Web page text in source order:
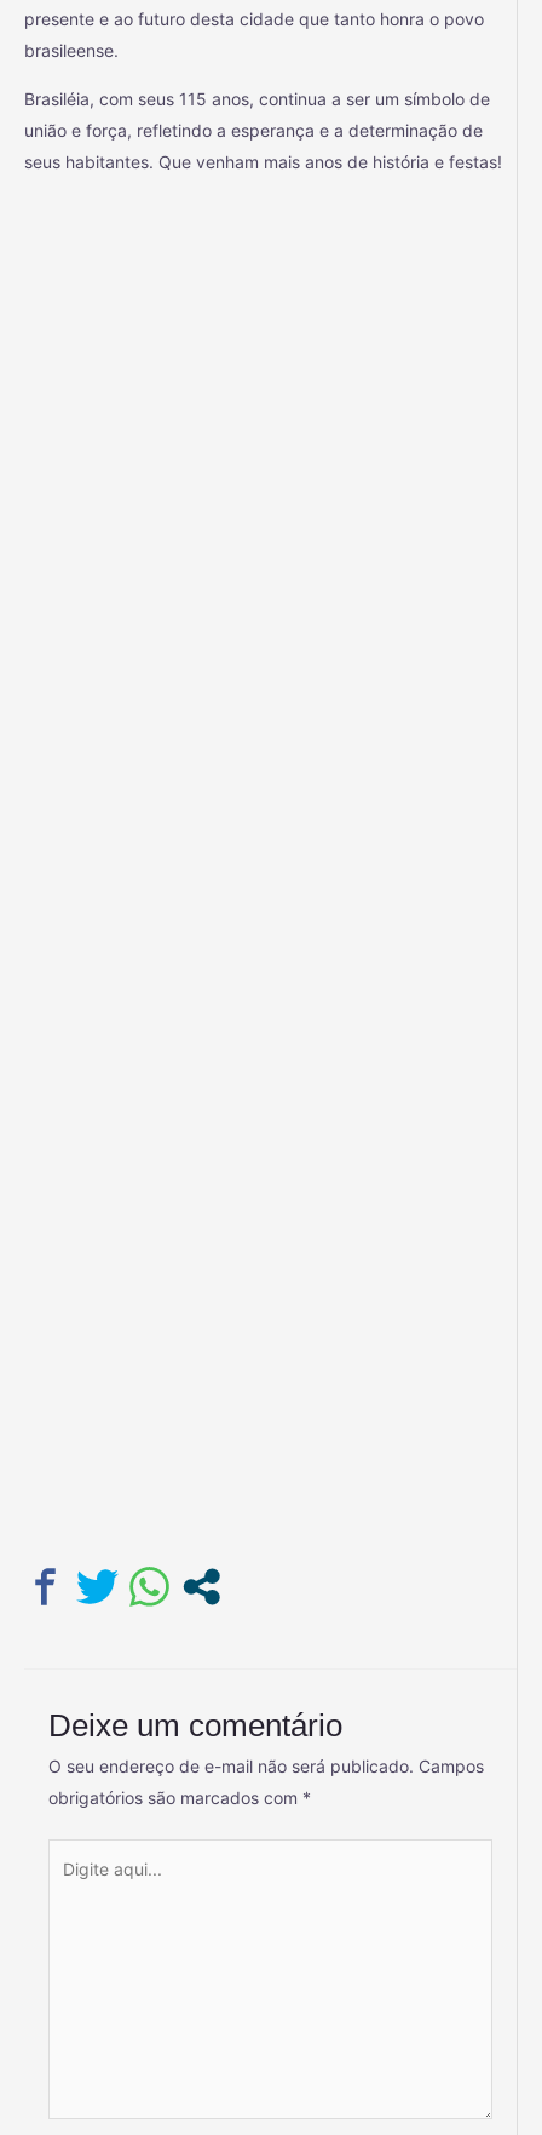
presente e ao futuro desta cidade que tanto honra o povo
brasileense.
Brasiléia, com seus 115 anos, continua a ser um símbolo de
união e força, refletindo a esperança e a determinação de
seus habitantes. Que venham mais anos de história e festas!
Deixe um comentário
O seu endereço de e-mail não será publicado. Campos
obrigatórios são marcados com *